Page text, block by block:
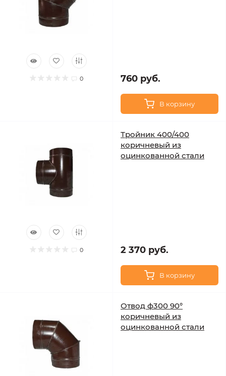
0 760 руб.
В корзину
0
Тройник 400/400
коричневый из
оцинкованной стали
2 370 руб.
В корзину
Отвод ф300 90°
коричневый из
оцинкованной стали